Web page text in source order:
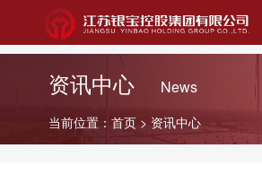
二级公司
资讯中心 News
当前位置： 首页> 资讯中心